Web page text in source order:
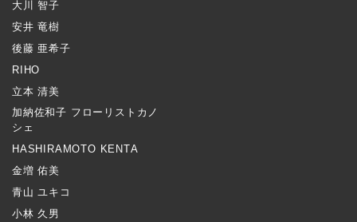
大川 智子
安井 竜樹
後藤 亜希子
RIHO
立本 清美
加納佐和子 フローリストカノ
シェ
HASHIRAMOTO KENTA
金増 佑美
青山 ユキコ
小林 久男